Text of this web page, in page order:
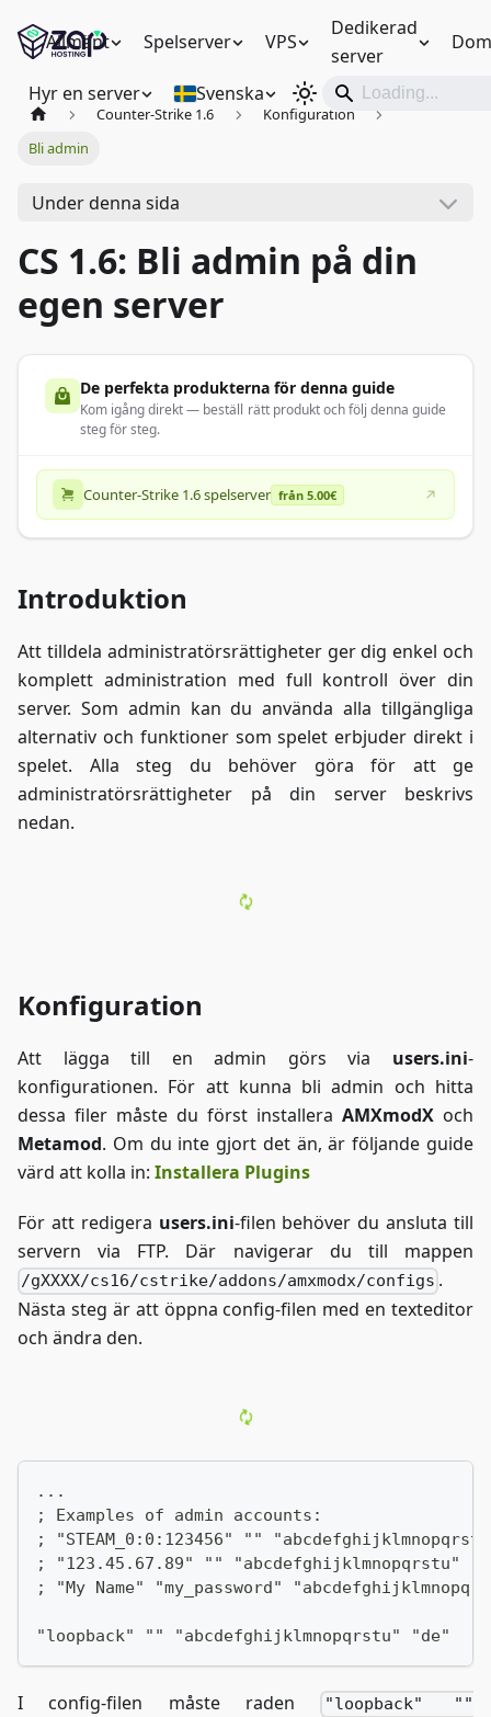
Allmänt Spelserver VPS
Dedikerad
server
Hyr en server Svenska
Counter-Strike 1.6
Konfiguration
Bli admin
Under denna sida
CS 1.6: Bli admin på din
egen server
De perfekta produkterna för denna guide
Kom igång direkt — beställ rätt produkt och följ denna guide
steg för steg.
Counter-Strike 1.6 spelserver från 5.00€
Introduktion
Att tilldela administratörsrättigheter ger dig enkel och
komplett administration med full kontroll över din
server. Som admin kan du använda alla tillgängliga
alternativ och funktioner som spelet erbjuder direkt i
spelet. Alla steg du behöver göra för att ge
administratörsrättigheter på din server beskrivs
nedan.
Konfiguration
Att lägga till en admin görs via users.ini-
konfigurationen. För att kunna bli admin och hitta
dessa filer måste du först installera AMXmodX och
Metamod. Om du inte gjort det än, är följande guide
värd att kolla in: Installera Plugins
För att redigera users.ini-filen behöver du ansluta till
servern via FTP. Där navigerar du till mappen
/gXXXX/cs16/cstrike/addons/amxmodx/configs .
Nästa steg är att öppna config-filen med en texteditor
och ändra den.
...
; Examples of admin accounts:
; "STEAM_0:0:123456" ""
; "123.45.67.89" "" "abcdefghijklmnopqrstu"
; "My Name" "my_password"
"loopback" "" "abcdefghijklmnopqrstu" "de"
I config-filen måste raden
"loopback" ""